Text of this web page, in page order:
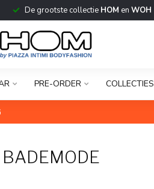
De grootste collectie HOM en WOH
PRE-ORDER COLLECTIES